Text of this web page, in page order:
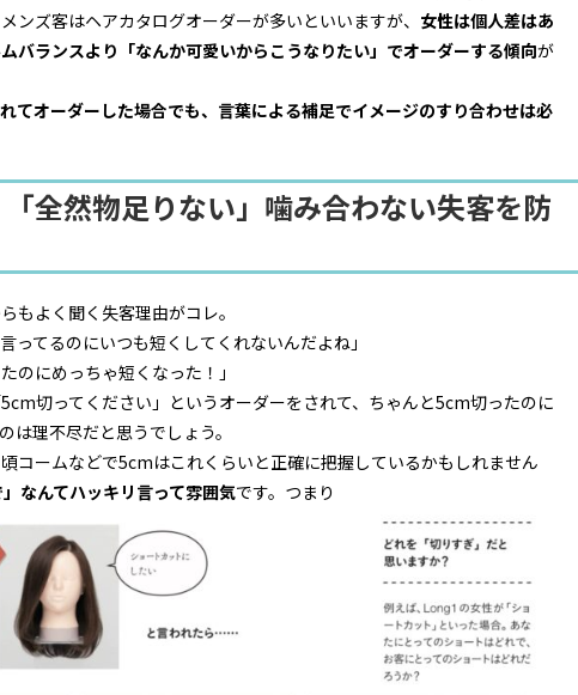
ンズ客はヘアカタログオーダーが多いといいますが、 女性は個人差はあ
バランスより「なんか可愛いからこうなりたい」でオーダーする傾向が
てオーダーした場合でも、言葉による補足でイメージのすり合わせは必
全然物足りない」噛み合わない失客を防
もよく聞く失客理由がコレ。
ってるのにいつも短くしてくれないんだよね」
のにめっちゃ短くなった！」
切ってください」というオーダーをされて、ちゃんと5cm切ったのに
は理不尽だと思うでしょう。
コームなどで5cmはこれくらいと正確に把握しているかもしれません
なんてハッキリ言って雰囲気です。つまり